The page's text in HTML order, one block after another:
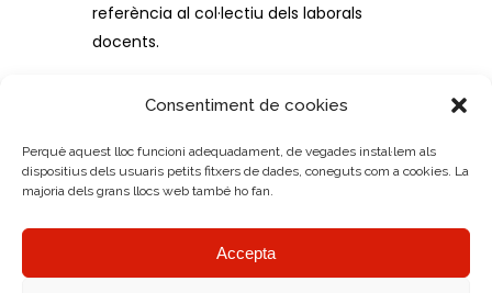
Consentiment de cookies
Perquè aquest lloc funcioni adequadament, de vegades instal·lem als
dispositius dels usuaris petits fitxers de dades, coneguts com a cookies. La
majoria dels grans llocs web també ho fan.
Accepta
referència al col·lectiu dels laborals
docents.
També ens hem reunit amb el director
tractat amb més profunditat els temes
parlats previament amb la consellera i